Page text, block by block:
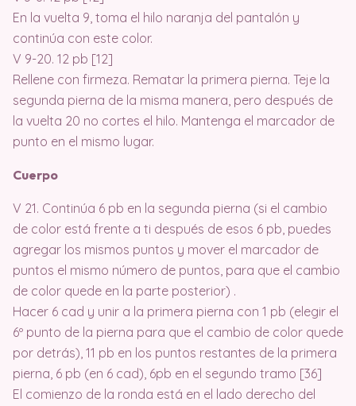
En la vuelta 9, toma el hilo naranja del pantalón y
continúa con este color.
V 9-20. 12 pb [12]
Rellene con firmeza. Rematar la primera pierna. Teje la
segunda pierna de la misma manera, pero después de
la vuelta 20 no cortes el hilo. Mantenga el marcador de
punto en el mismo lugar.
Cuerpo
V 21. Continúa 6 pb en la segunda pierna (si el cambio
de color está frente a ti después de esos 6 pb, puedes
agregar los mismos puntos y mover el marcador de
puntos el mismo número de puntos, para que el cambio
de color quede en la parte posterior) .
Hacer 6 cad y unir a la primera pierna con 1 pb (elegir el
6º punto de la pierna para que el cambio de color quede
por detrás), 11 pb en los puntos restantes de la primera
pierna, 6 pb (en 6 cad), 6pb en el segundo tramo [36]
El comienzo de la ronda está en el lado derecho del